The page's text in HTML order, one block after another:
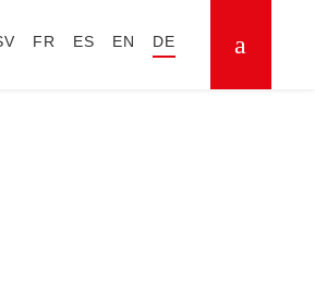
FR ES EN DE